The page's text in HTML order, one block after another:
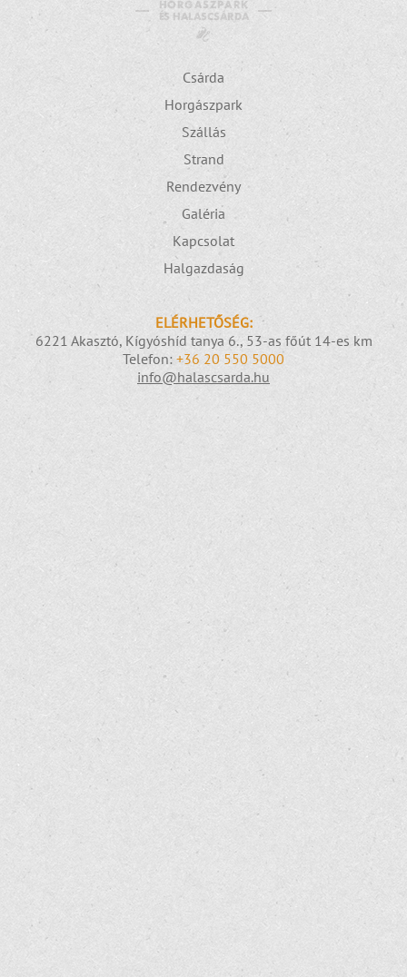
Csárda
Horgászpark
Szállás
Strand
Rendezvény
Galéria
Kapcsolat
Halgazdaság
ELÉRHETŐSÉG:
6221 Akasztó, Kígyóshíd tanya 6., 53-as főút 14-es km
Telefon: +36 20 550 5000
info@halascsarda.hu